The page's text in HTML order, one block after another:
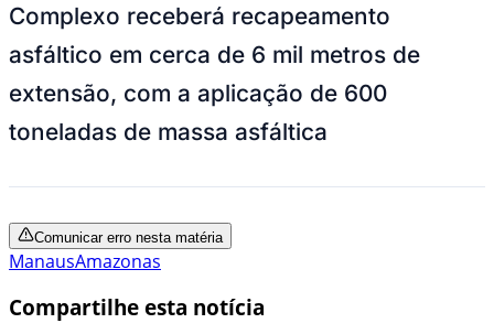
Complexo receberá recapeamento
asfáltico em cerca de 6 mil metros de
extensão, com a aplicação de 600
toneladas de massa asfáltica
Comunicar erro nesta matéria
ManausAmazonas
Compartilhe esta notícia